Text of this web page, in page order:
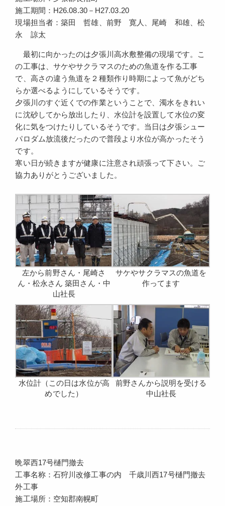
施工期間：H26.08.30－H27.03.20
現場担当者：築田 哲雄、前野 寛人、尾崎 和雄、松
永 諒太
最初に向かったのは夕張川高水敷整備の現場です。こ
の工事は、サケやサクラマスのための魚道を作る工事
で、高さの違う魚道を２種類作り時期によって魚がどち
らか選べるようにしているそうです。
夕張川のすぐ近くでの作業ということで、濁水をきれい
に沈砂してから放出したり、水位計を設置して水位の変
化に気をつけたりしているそうです。当日は夕張シュー
パロダム放流後だったので普段より水位が高かったそう
です。
寒い日が続きますが健康に注意され頑張って下さい。ご
協力ありがとうございました。
左から前野さん・尾崎さ
ん・松永さん 築田さん・中
山社長
サケやサクラマスの魚道を
作ってます
水位計（この日は水位が高
めでした）
前野さんから説明を受ける
中山社長
晩翠西17号樋門撤去
工事名称：石狩川改修工事の内 千歳川西17号樋門撤去
外工事
施工場所：空知郡南幌町